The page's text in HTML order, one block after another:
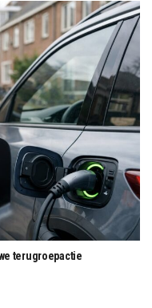
terugroepactie